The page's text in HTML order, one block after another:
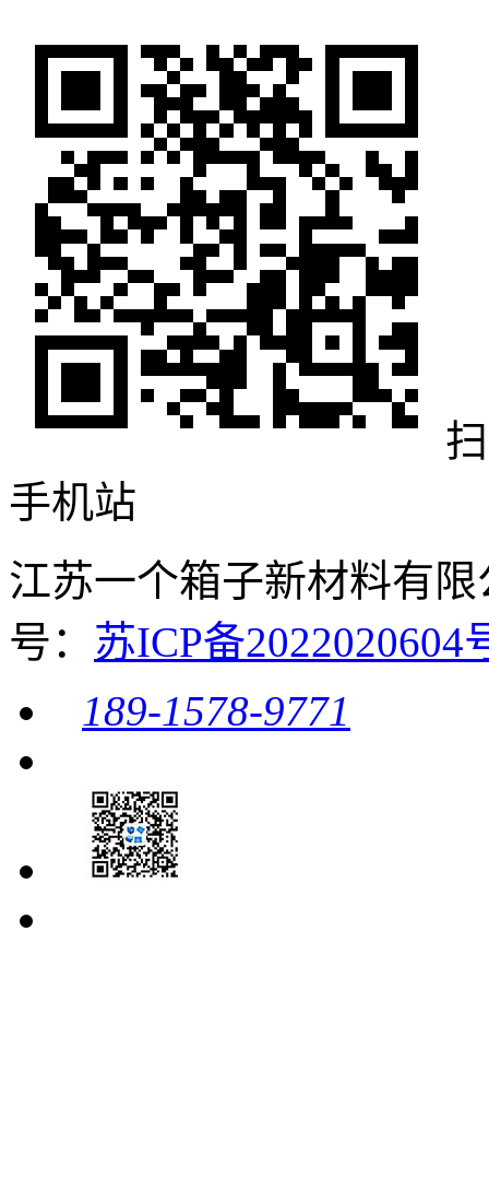
手机站
江苏一个箱子新材料有
号： 苏ICP备2022020604
189-1578-9771